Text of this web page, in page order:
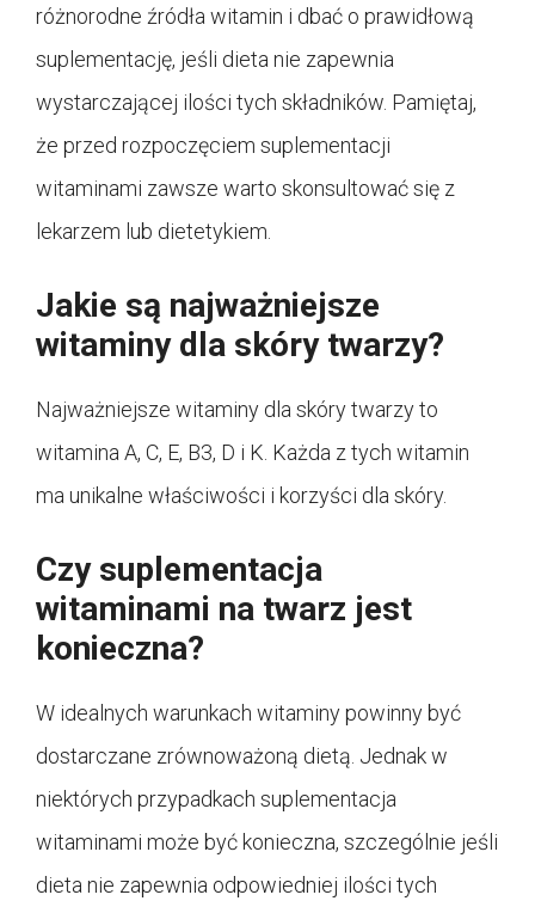
różnorodne źródła witamin i dbać o prawidłową
suplementację, jeśli dieta nie zapewnia
wystarczającej ilości tych składników. Pamiętaj,
że przed rozpoczęciem suplementacji
witaminami zawsze warto skonsultować się z
lekarzem lub dietetykiem.
Jakie są najważniejsze
witaminy dla skóry twarzy?
Najważniejsze witaminy dla skóry twarzy to
witamina A, C, E, B3, D i K. Każda z tych witamin
ma unikalne właściwości i korzyści dla skóry.
Czy suplementacja
witaminami na twarz jest
konieczna?
W idealnych warunkach witaminy powinny być
dostarczane zrównoważoną dietą. Jednak w
niektórych przypadkach suplementacja
witaminami może być konieczna, szczególnie jeśli
dieta nie zapewnia odpowiedniej ilości tych